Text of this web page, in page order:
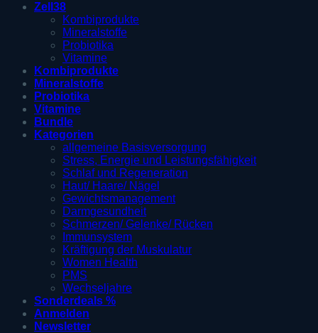
Zell38
Kombiprodukte
Mineralstoffe
Probiotika
Vitamine
Kombiprodukte
Mineralstoffe
Probiotika
Vitamine
Bundle
Kategorien
allgemeine Basisversorgung
Stress, Energie und Leistungsfähigkeit
Schlaf und Regeneration
Haut/ Haare/ Nägel
Gewichtsmanagement
Darmgesundheit
Schmerzen/ Gelenke/ Rücken
Immunsystem
Kräftigung der Muskulatur
Women Health
PMS
Wechseljahre
Sonderdeals %
Anmelden
Newsletter